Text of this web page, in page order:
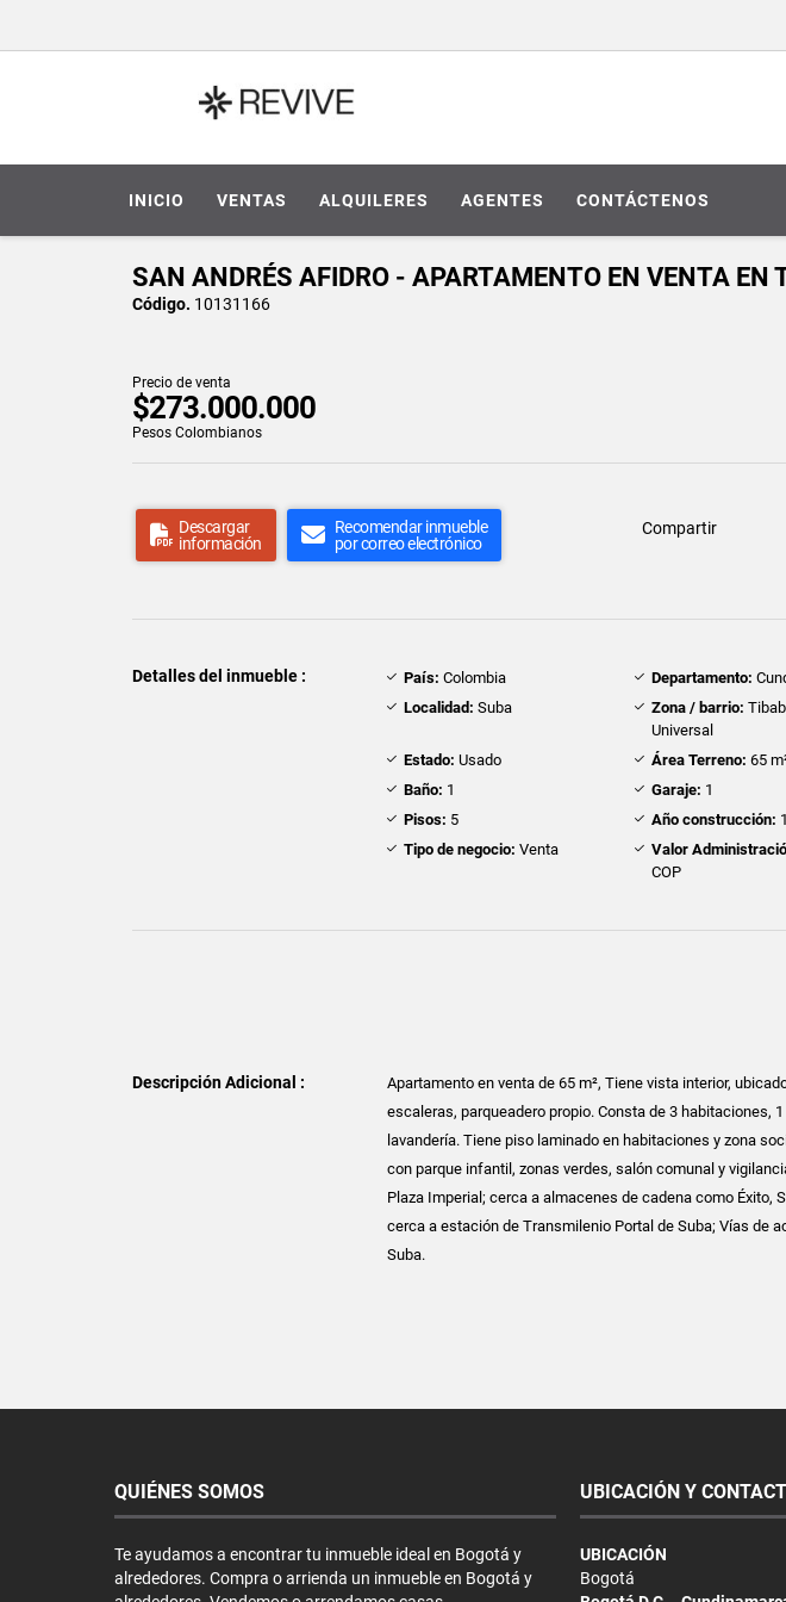
INICIO VENTAS ALQUILERES AGENTES CONTÁCTENOS
SAN ANDRÉS AFIDRO - APARTAMENTO EN VENTA EN
Código. 10131166
Precio de venta
$273.000.000
Pesos Colombianos
Descargar
información
Recomendar inmueble
por correo electrónico
Compartir
Detalles del inmueble : País: Colombia Departamento:
Localidad: Suba Zona / barrio:
Universal
Estado: Usado Área Terreno: 65
Baño: 1 Garaje: 1
Pisos: 5 Año construcción:
Tipo de negocio: Venta Valor
COP
Descripción Adicional :
Apartamento en venta de 65 m², Tiene vista interior,
escaleras, parqueadero propio. Consta de 3 habitaciones,
lavandería. Tiene piso laminado en habitaciones y zona
con parque infantil, zonas verdes, salón comunal y
Plaza Imperial; cerca a almacenes de cadena como Éxito,
cerca a estación de Transmilenio Portal de Suba; Vías de
Suba.
QUIÉNES SOMOS
Te ayudamos a encontrar tu inmueble ideal en Bogotá y
alrededores. Compra o arrienda un inmueble en Bogotá y
UBICACIÓN Y
UBICACIÓN
Bogotá